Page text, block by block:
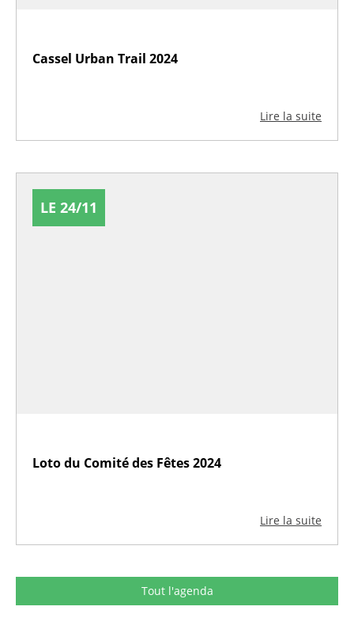
Cassel Urban Trail 2024
Lire la suite
LE 24/11
Loto du Comité des Fêtes 2024
Lire la suite
Tout l'agenda